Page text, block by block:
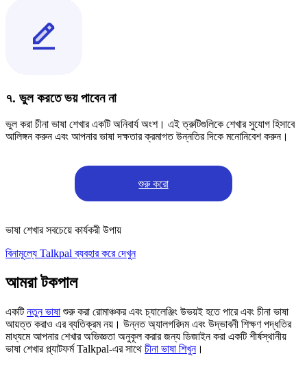
৭. ভুল করতে ভয় পাবেন না
ভুল করা চীনা ভাষা শেখার একটি অনিবার্য অংশ। এই ত্রুটিগুলিকে শেখার সুযোগ হিসাবে
আলিঙ্গন করুন এবং আপনার ভাষা দক্ষতার ক্রমাগত উন্নতির দিকে মনোনিবেশ করুন।
শুরু করো
ভাষা শেখার সবচেয়ে কার্যকরী উপায়
বিনামূল্যে Talkpal ব্যবহার করে দেখুন
আমরা টকপাল
একটিনতুন ভাষাশুরু করা রোমাঞ্চকর এবং চ্যালেঞ্জিং উভয়ই হতে পারে এবং চীনা ভাষা
আয়ত্ত করাও এর ব্যতিক্রম নয়। উন্নত অ্যালগরিদম এবং উদ্ভাবনী শিক্ষণ পদ্ধতির
মাধ্যমে আপনার শেখার অভিজ্ঞতা অনুকূল করার জন্য ডিজাইন করা একটি শীর্ষস্থানীয়
ভাষা শেখার প্ল্যাটফর্ম Talkpal-এর সাথে চীনা ভাষা শিখুন।